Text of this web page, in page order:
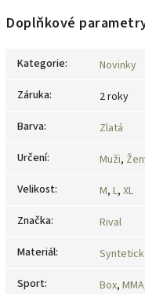
Doplňkové
Kategorie:
Novinky
Záruka:
2 roky
Barva:
Zlatá
Určení: Muži,
Velikost: M, L, XL
Značka:
Rival
Materiál:
Sport: Box, MMA